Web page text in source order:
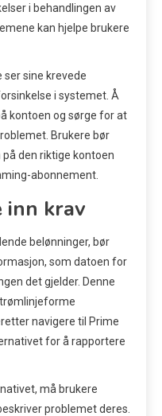
i behandlingen av
kan hjelpe brukere
ser sine krevede
i systemet. Å
kontoen og sørge for at
Brukere bør
den riktige kontoen
abonnement.
inn krav
belønninger, bør
som datoen for
det gjelder. Denne
navigere til Prime
for å rapportere
må brukere
problemet deres.